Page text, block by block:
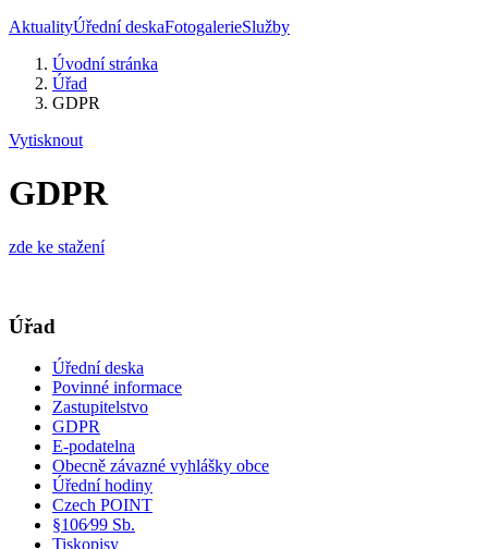
AktualityÚřední deskaFotogalerieSlužby
Úvodní stránka
Úřad
GDPR
Vytisknout
GDPR
zde ke stažení
Úřad
Úřední deska
Povinné informace
Zastupitelstvo
GDPR
E-podatelna
Obecně závazné vyhlášky obce
Úřední hodiny
Czech POINT
§106⁄99 Sb.
Tiskopisy